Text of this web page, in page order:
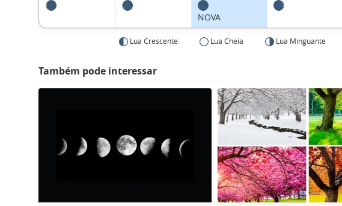
NOVA
Lua Crescente Lua Cheia Lua Minguante
Também pode interessar